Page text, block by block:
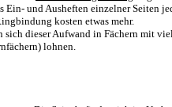
Ein- und Ausheften einzelner Seiten
kosten etwas mehr.
sich dieser Aufwand in Fächern mit
lohnen.